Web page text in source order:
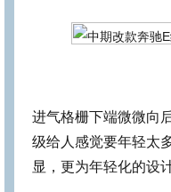
进气格栅下端微微向
级给人感觉要年轻太
显，更为年轻化的设